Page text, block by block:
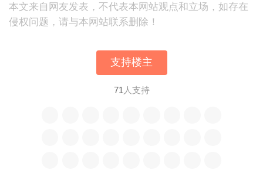
本文来自网友发表，不代表本网站观点和立场，如存在
侵权问题，请与本网站联系删除！
支持楼主
71人支持